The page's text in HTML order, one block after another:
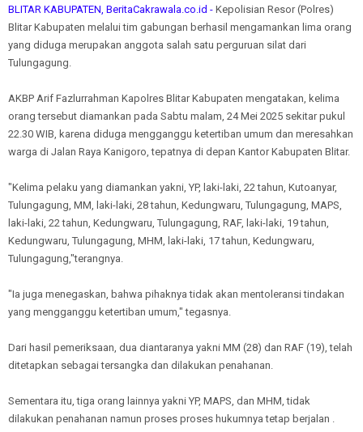
BLITAR KABUPATEN, BeritaCakrawala.co.id - Kepolisian Resor (Polres)
Blitar Kabupaten melalui tim gabungan berhasil mengamankan lima orang
yang diduga merupakan anggota salah satu perguruan silat dari
Tulungagung.
AKBP Arif Fazlurrahman Kapolres Blitar Kabupaten mengatakan, kelima
orang tersebut diamankan pada Sabtu malam, 24 Mei 2025 sekitar pukul
22.30 WIB, karena diduga mengganggu ketertiban umum dan meresahkan
warga di Jalan Raya Kanigoro, tepatnya di depan Kantor Kabupaten Blitar.
"Kelima pelaku yang diamankan yakni, YP, laki-laki, 22 tahun, Kutoanyar,
Tulungagung, MM, laki-laki, 28 tahun, Kedungwaru, Tulungagung, MAPS,
laki-laki, 22 tahun, Kedungwaru, Tulungagung, RAF, laki-laki, 19 tahun,
Kedungwaru, Tulungagung, MHM, laki-laki, 17 tahun, Kedungwaru,
Tulungagung,"terangnya.
"Ia juga menegaskan, bahwa pihaknya tidak akan mentoleransi tindakan
yang mengganggu ketertiban umum," tegasnya.
Dari hasil pemeriksaan, dua diantaranya yakni MM (28) dan RAF (19), telah
ditetapkan sebagai tersangka dan dilakukan penahanan.
Sementara itu, tiga orang lainnya yakni YP, MAPS, dan MHM, tidak
dilakukan penahanan namun proses proses hukumnya tetap berjalan .